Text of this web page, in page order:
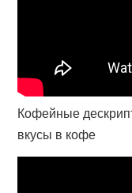
Кофейные
вкусы в кофе